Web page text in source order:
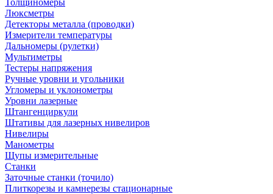
Люксметры
Детекторы металла (проводки)
Измерители температуры
Дальномеры (рулетки)
Мультиметры
Тестеры напряжения
Ручные уровни и угольники
Угломеры и уклонометры
Уровни лазерные
Штангенциркули
Штативы для лазерных нивелиров
Нивелиры
Манометры
Щупы измерительные
Станки
Заточные станки (точило)
Плиткорезы и камнерезы стационарные